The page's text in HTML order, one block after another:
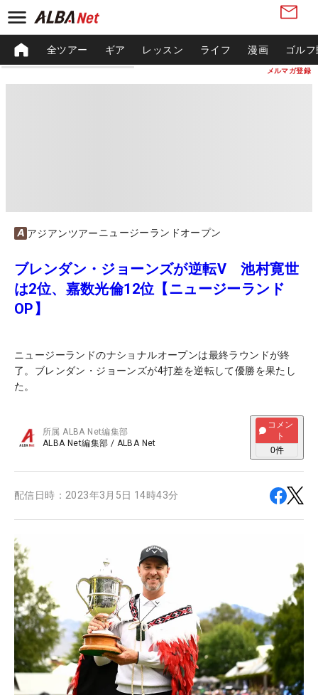
メルマガ登録
全ツアー ギア レッスン ライフ 漫画 ゴル
アジアンツアーニュージーランドオープン
ブレンダン・ジョーンズが逆転V 池村寛世
は2位、嘉数光倫12位【ニュージーランド
OP】
ニュージーランドのナショナルオープンは最終ラウンドが終
了。ブレンダン・ジョーンズが4打差を逆転して優勝を果たし
た。
所属ALBA Net編集部
ALBA Net編集部 / ALBA Net
コメン
ト
0件
配信日時： 2023年3月5日 14時43分